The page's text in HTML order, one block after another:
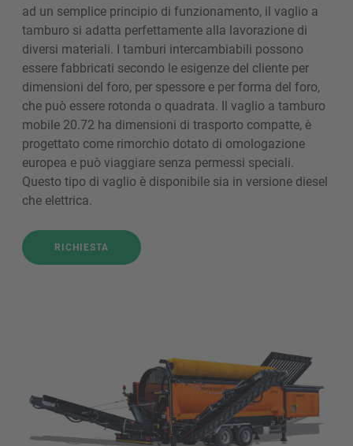
ad un semplice principio di funzionamento, il vaglio a
tamburo si adatta perfettamente alla lavorazione di
diversi materiali. I tamburi intercambiabili possono
essere fabbricati secondo le esigenze del cliente per
dimensioni del foro, per spessore e per forma del foro,
che può essere rotonda o quadrata. Il vaglio a tamburo
mobile 20.72 ha dimensioni di trasporto compatte, è
progettato come rimorchio dotato di omologazione
europea e può viaggiare senza permessi speciali.
Questo tipo di vaglio è disponibile sia in versione diesel
che elettrica.
RICHIESTA